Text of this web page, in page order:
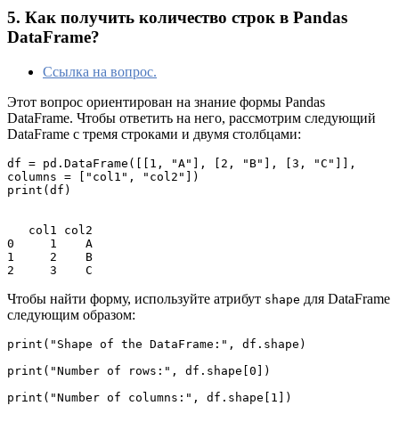
5. Как получить количество строк в Pandas
DataFrame?
Ссылка на вопрос.
Этот вопрос ориентирован на знание формы Pandas
DataFrame. Чтобы ответить на него, рассмотрим следующий
DataFrame с тремя строками и двумя столбцами:
df = pd.DataFrame([[1, "A"], [2, "B"], [3, "C"]],
columns = ["col1", "col2"])
print(df)
0     1    A
1     2    B
2     3    C
Чтобы найти форму, используйте атрибут shape для DataFrame
следующим образом:
print("Shape of the DataFrame:", df.shape)
print("Number of rows:", df.shape[0])
print("Number of columns:", df.shape[1])